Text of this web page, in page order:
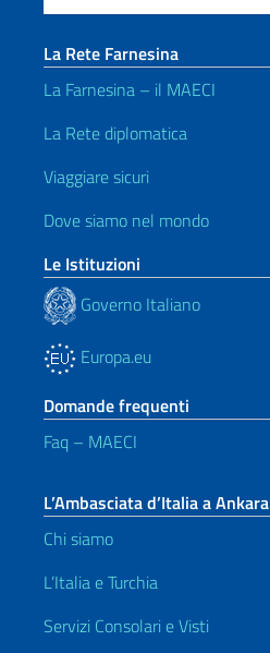
La Rete Farnesina
La Farnesina – il MAECI
La Rete diplomatica
Viaggiare sicuri
Dove siamo nel mondo
Le Istituzioni
Governo Italiano
Europa.eu
Domande frequenti
Faq – MAECI
L’Ambasciata d’Italia a Ankara
Chi siamo
L’Italia e Turchia
Servizi Consolari e Visti